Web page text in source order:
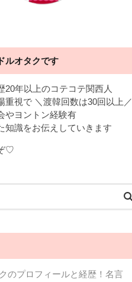
ルオタクです
年以上のコテコテ関西人
視で ＼渡韓回数は30回以上／
やヨントン経験有
識をお伝えしていきます
♡
のプロフィールと経歴！名言